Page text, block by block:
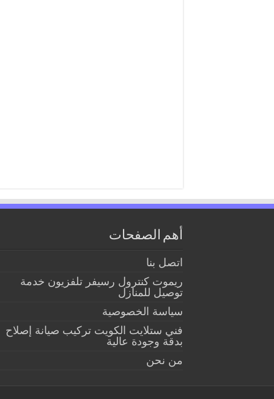
أهم الصفحات
اتصل بنا
ريموت كنترول رسيفر تلفزيون خدمة
توصيل للمنازل
سياسة الخصوصية
فني ستلايت الكويت تركيب صيانة إصلاح
بدقة وجودة عالية
من نحن